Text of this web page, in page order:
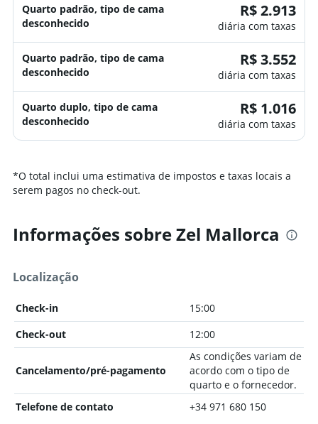
Quarto padrão, tipo de cama
desconhecido
R$ 2.913
diária com taxas
Quarto padrão, tipo de cama
desconhecido
R$ 3.552
diária com taxas
Quarto duplo, tipo de cama
desconhecido
R$ 1.016
diária com taxas
*O total inclui uma estimativa de impostos e taxas locais a
serem pagos no check-out.
Informações sobre Zel Mallorca
Localização
Check-in
15:00
Check-out
12:00
Cancelamento/pré-pagamento
As condições variam de
acordo com o tipo de
quarto e o fornecedor.
Telefone de contato
+34 971 680 150